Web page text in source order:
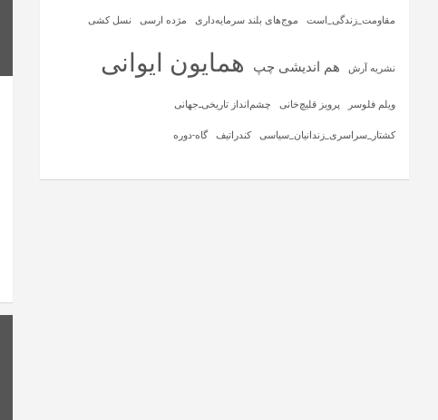
مقاومت_زندگی_است موج‌های بلند سرمایه‌داری مژده ارسی نسل کشی
نشریه آرش هم اندیشی چپ همایون ایوانی
ویلم فلوسر پرویز قلیچ‌خانی چشم‌انداز تاریخی‌ـ‌جهانی
کشتار_سراسری_زندانیان_سیاسی کندراتیف گاه-دوره